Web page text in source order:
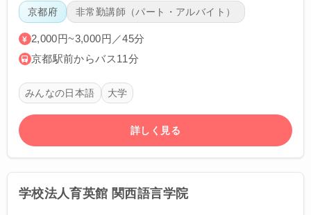
京都府 非常勤講師（パート・アルバイト）
2,000円~3,000円／45分
京都駅前からバス11分
みんなの日本語 大学
詳しく見る
学校法人育英館 関西語言学院